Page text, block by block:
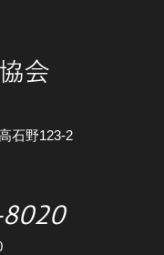
石野123-2